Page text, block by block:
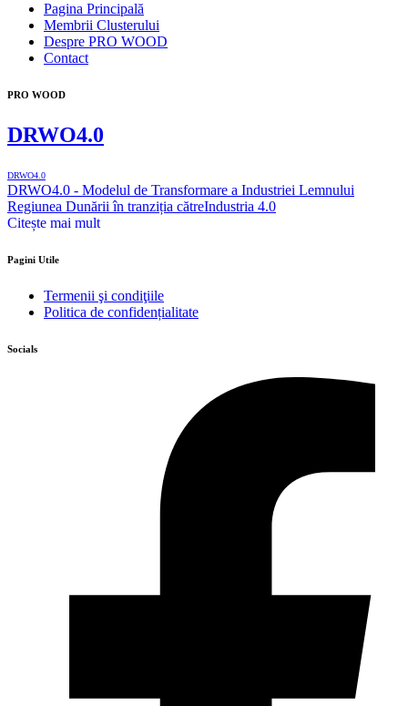
Pagina Principală
Membrii Clusterului
Despre PRO WOOD
Contact
PRO WOOD
DRWO4.0
DRWO4.0
DRWO4.0 - Modelul de Transformare a Industriei Lemnului
Regiunea Dunării în tranziția cătreIndustria 4.0
Citește mai mult
Pagini Utile
Termenii şi condiţiile
Politica de confidențialitate
Socials